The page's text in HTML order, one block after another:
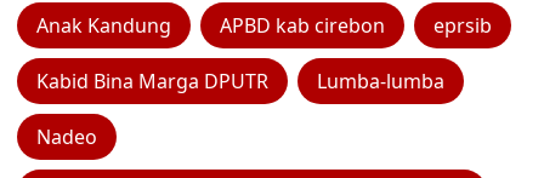
Anak Kandung APBD kab cirebon eprsib
Kabid Bina Marga DPUTR Lumba-lumba
Nadeo